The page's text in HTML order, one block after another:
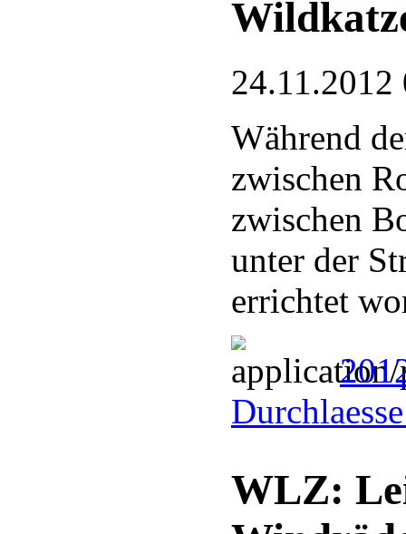
24.11.2012
Während
zwischen
zwischen
unter der
errichtet
WLZ: